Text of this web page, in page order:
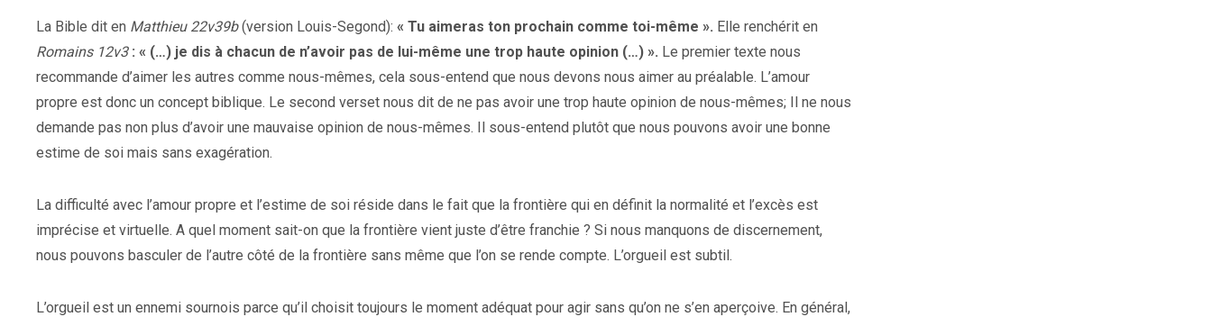
La Bible dit en Matthieu 22v39b(version Louis-Segond): « Tu aimeras ton prochain comme toi-même ». Elle renchérit en
Romains 12v3 : « (…) je dis à chacun de n’avoir pas de lui-même une trop haute opinion (…) ». Le premier texte nous
recommande d’aimer les autres comme nous-mêmes, cela sous-entend que nous devons nous aimer au préalable. L’amour
propre est donc un concept biblique. Le second verset nous dit de ne pas avoir une trop haute opinion de nous-mêmes; Il ne nous
demande pas non plus d’avoir une mauvaise opinion de nous-mêmes. Il sous-entend plutôt que nous pouvons avoir une bonne
estime de soi mais sans exagération.
La difficulté avec l’amour propre et l’estime de soi réside dans le fait que la frontière qui en définit la normalité et l’excès est
imprécise et virtuelle. A quel moment sait-on que la frontière vient juste d’être franchie ? Si nous manquons de discernement,
nous pouvons basculer de l’autre côté de la frontière sans même que l’on se rende compte. L’orgueil est subtil.
L’orgueil est un ennemi sournois parce qu’il choisit toujours le moment adéquat pour agir sans qu’on ne s’en aperçoive. En général,